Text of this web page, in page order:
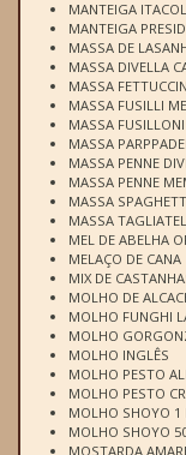
MANTEIGA
MANTEIGA
MASSA DE
MASSA DIVELLA
MASSA
MASSA FUSILLI
MASSA
MASSA
MASSA PENNE
MASSA PENNE
MASSA
MASSA
MEL DE ABELHA
MELAÇO DE CANA
MIX DE
MOLHO DE
MOLHO FUNGHI
MOLHO
MOLHO INGLÊS
MOLHO PESTO
MOLHO PESTO
MOLHO SHOYO 1
MOLHO SHOYO
MOSTARDA